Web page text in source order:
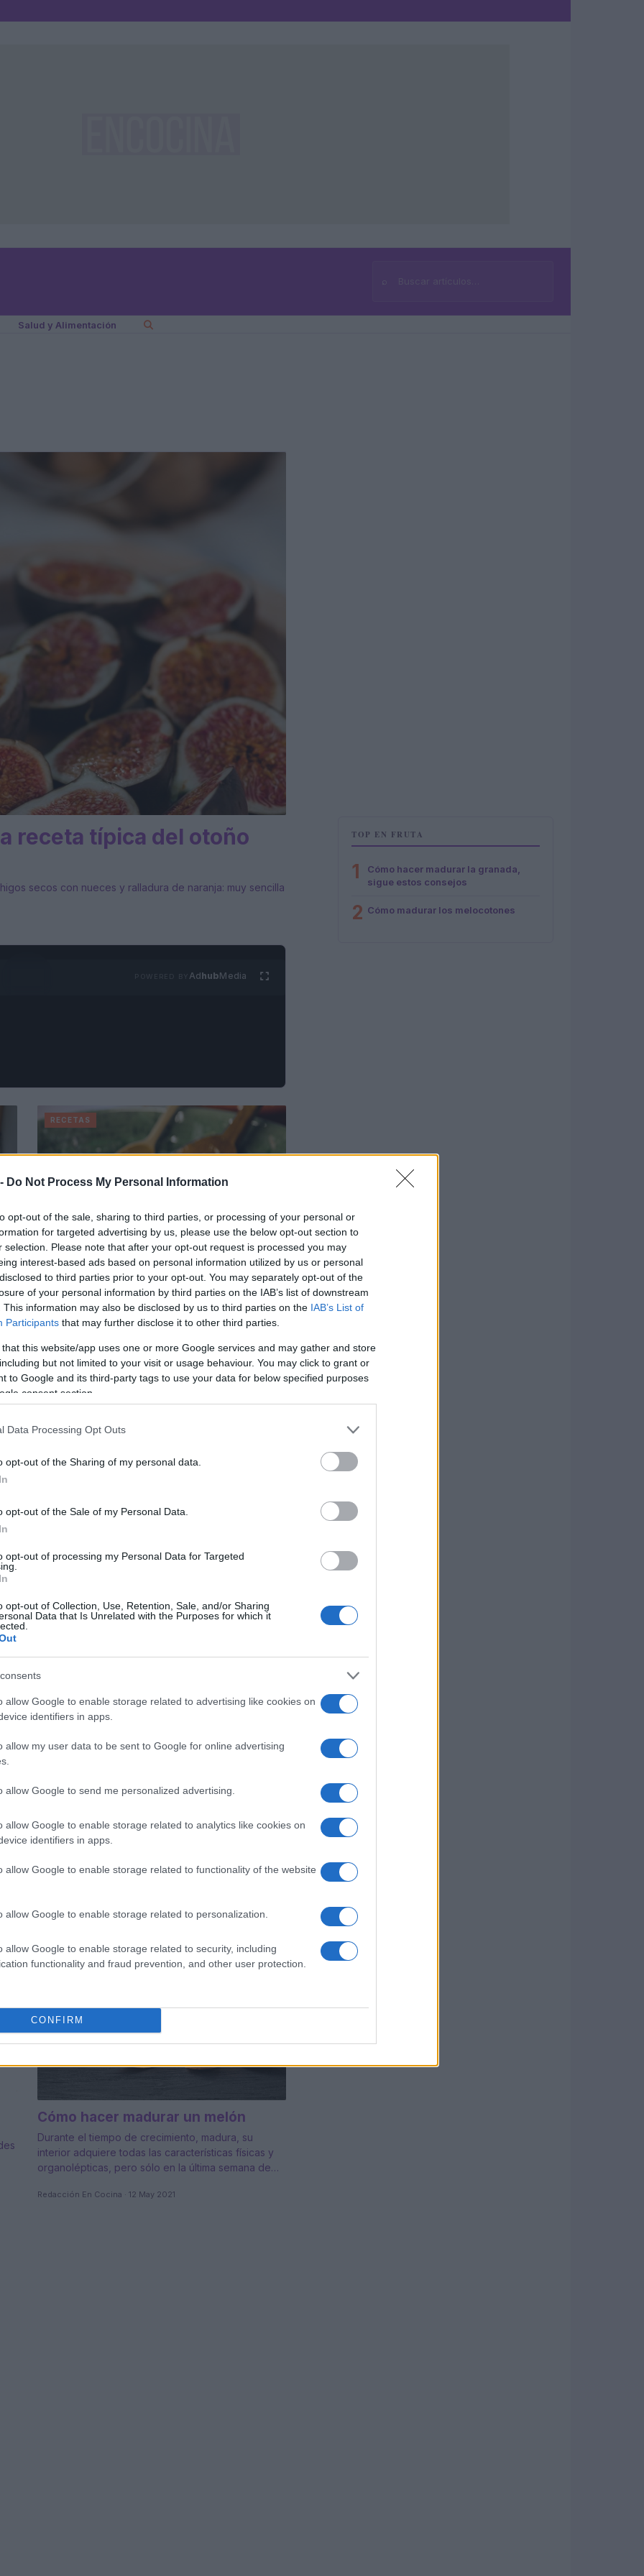
Do Not Process My Personal Information
opt-out of the sale, sharing to third parties, or processing of your personal or
for targeted advertising by us, please use the below opt-out section to
selection. Please note that after your opt-out request is processed you may
interest-based ads based on personal information utilized by us or personal
to third parties prior to your opt-out. You may separately opt-out of the
of your personal information by third parties on the IAB’s list of downstream
This information may also be disclosed by us to third parties on the IAB’s List of
Participants that may further disclose it to other third parties.
that this website/app uses one or more Google services and may gather and store
but not limited to your visit or usage behaviour. You may click to grant or
to Google and its third-party tags to use your data for below specified purposes
consent section.
Data Processing Opt Outs
opt-out of the Sharing of my personal data.
opt-out of the Sale of my Personal Data.
opt-out of processing my Personal Data for Targeted
opt-out of Collection, Use, Retention, Sale, and/or Sharing
Data that Is Unrelated with the Purposes for which it
allow Google to enable storage related to advertising like cookies on
identifiers in apps.
allow my user data to be sent to Google for online advertising
allow Google to send me personalized advertising.
allow Google to enable storage related to analytics like cookies on
identifiers in apps.
allow Google to enable storage related to functionality of the website
allow Google to enable storage related to personalization.
allow Google to enable storage related to security, including
functionality and fraud prevention, and other user protection.
CONFIRM
⌕Buscar
Salud y Alimentación
receta típica del otoño
secos con nueces y ralladura de naranja: muy sencilla
AdhubMedia
RECETAS
Cuscús, queso feta y melocotón:
una deliciosa preparación
Si quieres una receta vegana esta es la indicada,
fácil y deliciosa, una receta perfecta para el verano
con ingredientes fáciles de…
Redacción En Cocina · 29 Jun 2021
POSTRES
fresca y deliciosa con frutas
exóticas
CONSEJOS DE COCINA
Cómo hacer madurar un melón
Durante el tiempo de crecimiento, madura, su
interior adquiere todas las características físicas y
organolépticas, pero sólo en la última semana de…
Redacción En Cocina · 12 May 2021
TOP EN FRUTA
1
Cómo hacer madurar la granada,
sigue estos consejos
2 Cómo madurar los melocotones